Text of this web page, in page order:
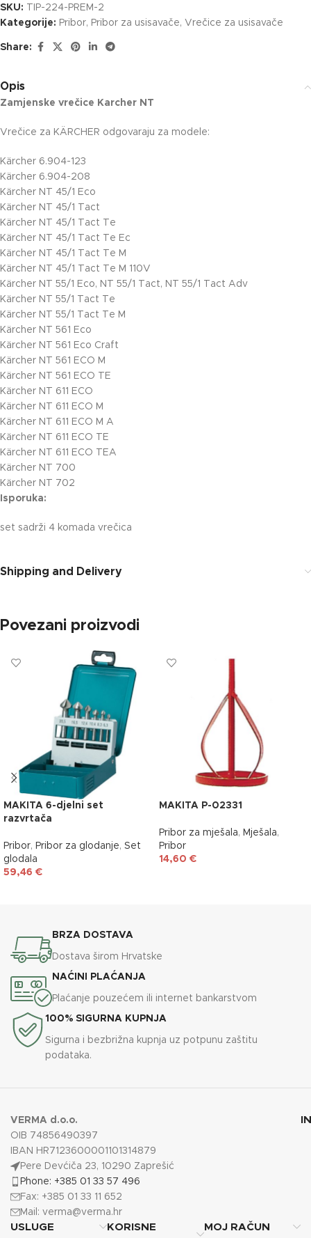
SKU:
TIP-224-PREM-2
Kategorije: Pribor, Pribor za usisavače, Vrečice za usisavače
Share:
Opis
Zamjenske vrečice Karcher NT
Vrečice za KÄRCHER odgovaraju za modele:
Kärcher 6.904-123
Kärcher 6.904-208
Kärcher NT 45/1 Eco
Kärcher NT 45/1 Tact
Kärcher NT 45/1 Tact Te
Kärcher NT 45/1 Tact Te Ec
Kärcher NT 45/1 Tact Te M
Kärcher NT 45/1 Tact Te M 110V
Kärcher NT 55/1 Eco, NT 55/1 Tact, NT 55/1 Tact Adv
Kärcher NT 55/1 Tact Te
Kärcher NT 55/1 Tact Te M
Kärcher NT 561 Eco
Kärcher NT 561 Eco Craft
Kärcher NT 561 ECO M
Kärcher NT 561 ECO TE
Kärcher NT 611 ECO
Kärcher NT 611 ECO M
Kärcher NT 611 ECO M A
Kärcher NT 611 ECO TE
Kärcher NT 611 ECO TEA
Kärcher NT 700
Kärcher NT 702
Isporuka:
set sadrži 4 komada vrečica
Shipping and Delivery
Povezani proizvodi
MAKITA 6-djelni set
razvrtača
Pribor, Pribor za glodanje, Set
glodala
59,46 €
MAKITA P-02331
Pribor za mješala, Mješala,
Pribor
14,60 €
BRZA DOSTAVA
Dostava širom Hrvatske
NAĆINI PLAĆANJA
Plaćanje pouzećem ili internet bankarstvom
100% SIGURNA KUPNJA
Sigurna i bezbrižna kupnja uz potpunu zaštitu
podataka.
VERMA d.o.o.
OIB 74856490397
IBAN HR7123600001101314879
Pere Devćiča 23, 10290 Zaprešić
Phone: +385 01 33 57 496
Fax: +385 01 33 11 652
Mail: verma@verma.hr
USLUGE
KORISNE
MOJ RAČUN